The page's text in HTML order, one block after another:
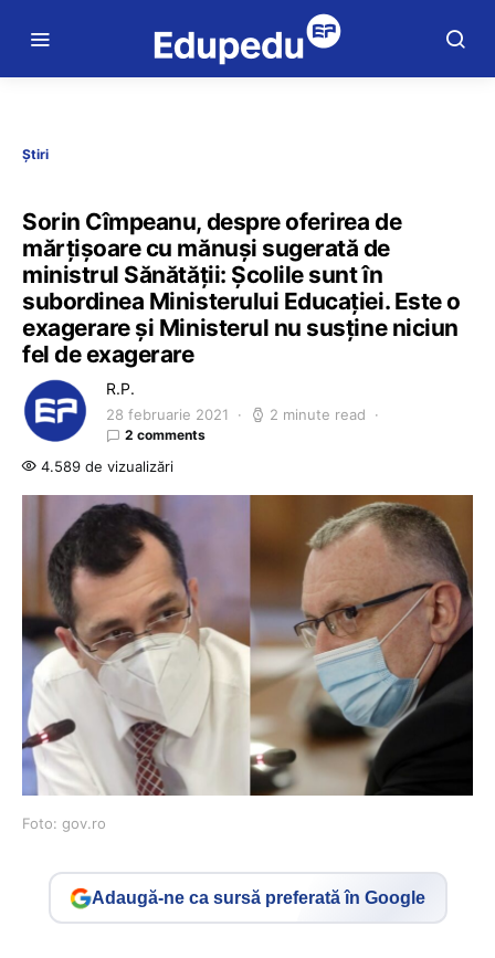
Știri
Sorin Cîmpeanu, despre oferirea de
mărțișoare cu mănuși sugerată de
ministrul Sănătății: Școlile sunt în
subordinea Ministerului Educației. Este o
exagerare și Ministerul nu susține niciun
fel de exagerare
R.P.
28 februarie 2021 2 minute read
2 comments
4.589 de vizualizări
Foto: gov.ro
Adaugă-ne ca sursă preferată în Google